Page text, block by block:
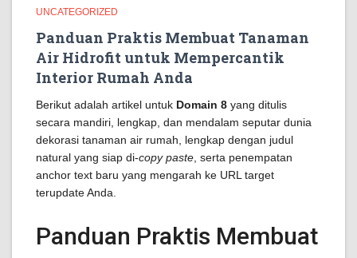
UNCATEGORIZED
Panduan Praktis Membuat Tanaman
Air Hidrofit untuk Mempercantik
Interior Rumah Anda
Berikut adalah artikel untuk Domain 8 yang ditulis
secara mandiri, lengkap, dan mendalam seputar dunia
dekorasi tanaman air rumah, lengkap dengan judul
natural yang siap di-copy paste , serta penempatan
anchor text baru yang mengarah ke URL target
terupdate Anda.
Panduan Praktis Membuat